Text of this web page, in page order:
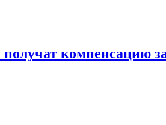
компенсацию